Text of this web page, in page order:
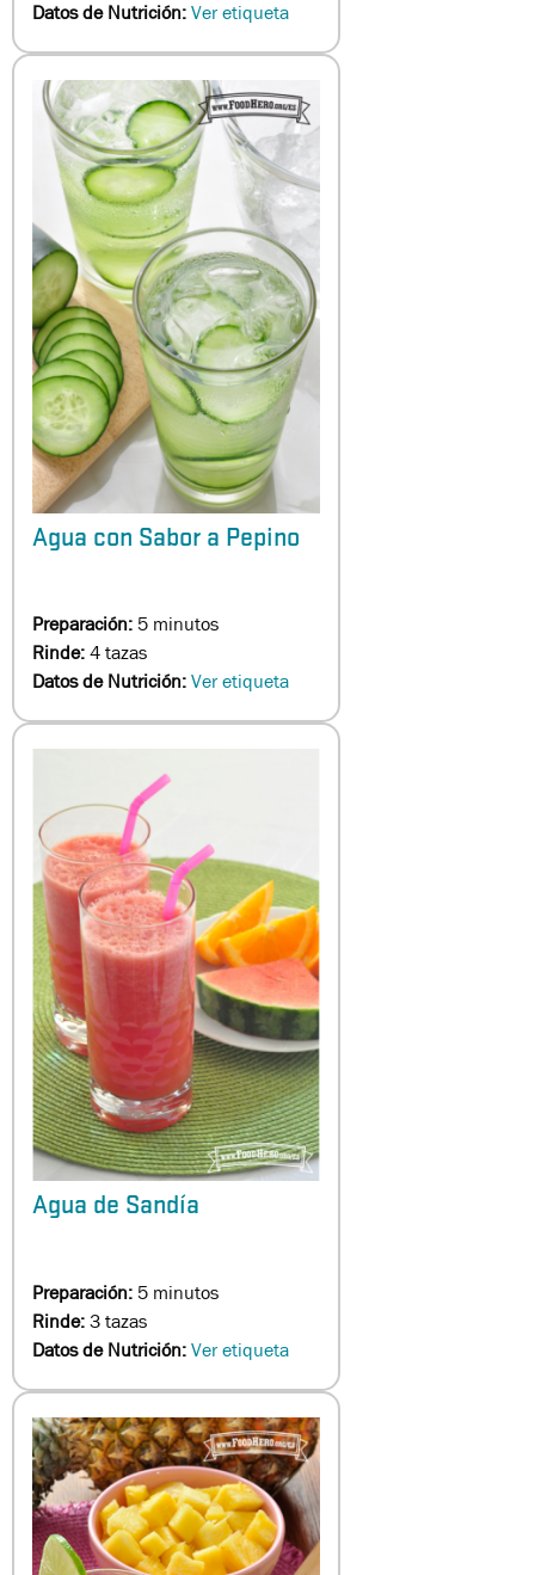
Datos de Nutrición:Ver etiqueta
Agua con Sabor a Pepino
Preparación:5 minutos
Rinde:4 tazas
Datos de Nutrición:Ver etiqueta
Agua de Sandía
Preparación:5 minutos
Rinde:3 tazas
Datos de Nutrición:Ver etiqueta